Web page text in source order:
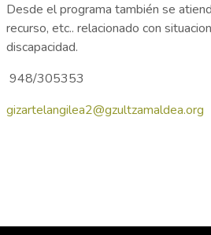
Desde el programa también se
recurso, etc.. relacionado con
discapacidad.
948/305353
gizartelangilea2@gzultzamaldea.org